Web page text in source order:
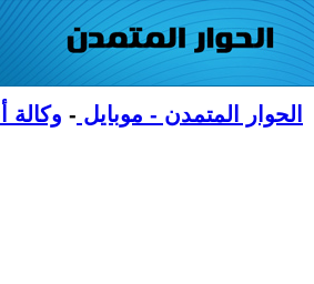
الحوار المتمدن - موبايل - وكالة